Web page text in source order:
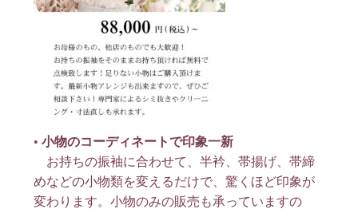
•小物のコーディネートで印象一新
お持ちの振袖に合わせて、半衿、帯揚げ、帯締
めなどの小物類を変えるだけで、驚くほど印象が
変わります。小物のみの販売も承っていますの